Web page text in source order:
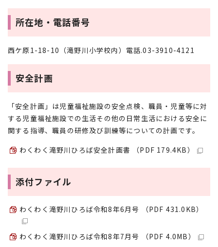
所在地・電話番号
西ケ原1-18-10（滝野川小学校内）電話.03-3910-4121
安全計画
「安全計画」は児童福祉施設の安全点検、職員・児童等に対
する児童福祉施設での生活その他の日常生活における安全に
関する指導、職員の研修及び訓練等についての計画です。
わくわく滝野川ひろば安全計画書 （PDF 179.4KB）
添付ファイル
わくわく滝野川ひろば令和8年6月号 （PDF 431.0KB）
わくわく滝野川ひろば令和8年7月号 （PDF 4.0MB）